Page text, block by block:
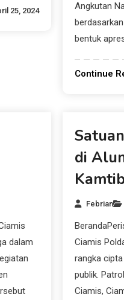
25, 2024
Angkutan
bentuk
Continue
dalam
di
Febrian
Ciamis
rangka
publik.
Ciamis,